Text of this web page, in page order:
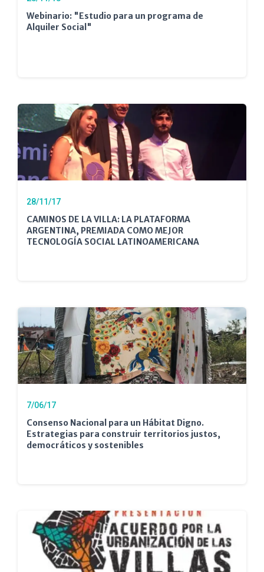
Webinario: "Estudio para un programa de
Alquiler Social"
28/11/17
CAMINOS DE LA VILLA: LA PLATAFORMA
ARGENTINA, PREMIADA COMO MEJOR
TECNOLOGÍA SOCIAL LATINOAMERICANA
7/06/17
Consenso Nacional para un Hábitat Digno.
Estrategias para construir territorios justos,
democráticos y sostenibles